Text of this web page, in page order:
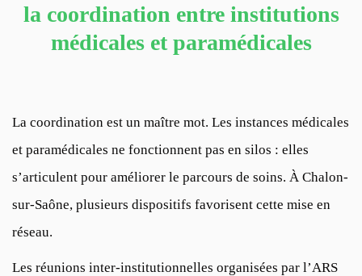
la coordination entre institutions
médicales et paramédicales
La coordination est un maître mot. Les instances médicales
et paramédicales ne fonctionnent pas en silos : elles
s’articulent pour améliorer le parcours de soins. À Chalon-
sur-Saône, plusieurs dispositifs favorisent cette mise en
réseau.
Les réunions inter-institutionnelles organisées par l’ARS